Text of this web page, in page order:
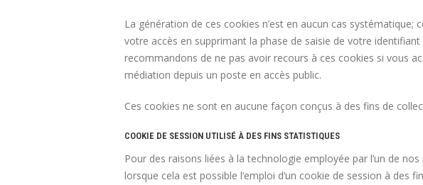
La génération de ces cookies n’est en aucun cas
votre accès en supprimant la phase de saisie de votre
recommandons de ne pas avoir recours à ces cookies si vous
médiation depuis un poste en accès public.
Ces cookies ne sont en aucune façon conçus à des fins de
COOKIE DE SESSION UTILISÉ À DES FINS STATISTIQUES
Pour des raisons liées à la technologie employée par l’un de
lorsque cela est possible l’emploi d’un cookie de session à des